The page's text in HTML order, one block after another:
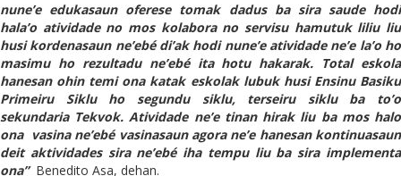
nune’e edukasaun oferese tomak dadus ba sira saude hodi
hala’o atividade no mos kolabora no servisu hamutuk liliu liu
husi kordenasaun ne’ebé di’ak hodi nune’e atividade ne’e la’o ho
masimu ho rezultadu ne’ebé ita hotu hakarak. Total eskola
hanesan ohin temi ona katak eskolak lubuk husi Ensinu Basiku
Primeiru Siklu ho segundu siklu, terseiru siklu ba to’o
sekundaria Tekvok. Atividade ne’e tinan hirak liu ba mos halo
ona vasina ne’ebé vasinasaun agora ne’e hanesan kontinuasaun
deit aktividades sira ne’ebé iha tempu liu ba sira implementa
ona” Benedito Asa, dehan.